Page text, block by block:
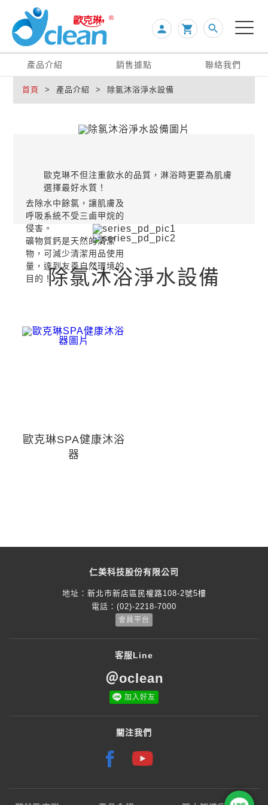
person  search
產品介紹 銷售據點 聯絡我們
首頁 > 產品介紹 > 除氯沐浴淨水設備
歐克琳不但注重飲水的品質，淋浴時更要為肌膚
選擇最好水質！
去除水中餘氯，讓肌膚及
呼吸系統不受三鹵甲烷的
侵害。
礦物質鈣是天然的清潔
物，可減少清潔用品使用
量，達到友善自然環境的
目的！除氯沐浴淨水設備
歐克琳SPA健康沐浴
器
仁美科技股份有限公司
地址： 新北市新店區民權路108-2號5樓
電話： (02)-2218-7000
會員平台
客服Line
＠oclean
加入好友
關注我們